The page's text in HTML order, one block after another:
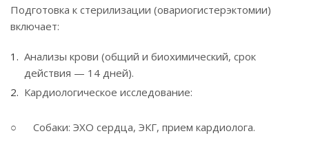
Подготовка к стерилизации (овариогистерэктомии)
включает:
Анализы крови (общий и биохимический, срок
действия — 14 дней).
Кардиологическое исследование:
○ Собаки: ЭХО сердца, ЭКГ, прием кардиолога.